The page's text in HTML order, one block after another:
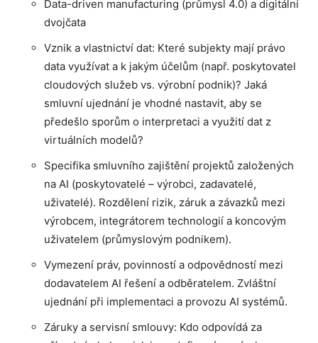
Data-driven manufacturing (průmysl 4.0) a digitální
dvojčata
Vznik a vlastnictví dat: Které subjekty mají právo
data využívat a k jakým účelům (např. poskytovatel
cloudových služeb vs. výrobní podnik)? Jaká
smluvní ujednání je vhodné nastavit, aby se
předešlo sporům o interpretaci a využití dat z
virtuálních modelů?
Specifika smluvního zajištění projektů založených
na AI (poskytovatelé – výrobci, zadavatelé,
uživatelé). Rozdělení rizik, záruk a závazků mezi
výrobcem, integrátorem technologií a koncovým
uživatelem (průmyslovým podnikem).
Vymezení práv, povinností a odpovědností mezi
dodavatelem AI řešení a odběratelem. Zvláštní
ujednání při implementaci a provozu AI systémů.
Záruky a servisní smlouvy: Kdo odpovídá za